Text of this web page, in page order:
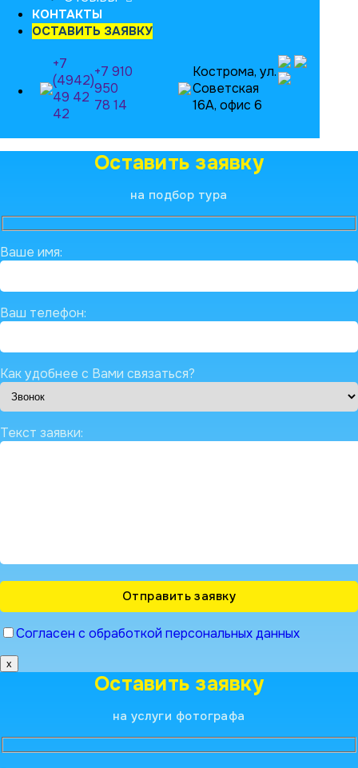
КОНТАКТЫ
ОСТАВИТЬ ЗАЯВКУ
+7
(4942)
49 42
42
+7 910
950
78 14
Кострома, ул.
Советская
16А, офис 6
Оставить заявку
на подбор тура
Ваше имя:
Ваш телефон:
Как удобнее с Вами связаться?
Текст заявки:
Согласен с обработкой персональных данных
x
Оставить заявку
на услуги фотографа